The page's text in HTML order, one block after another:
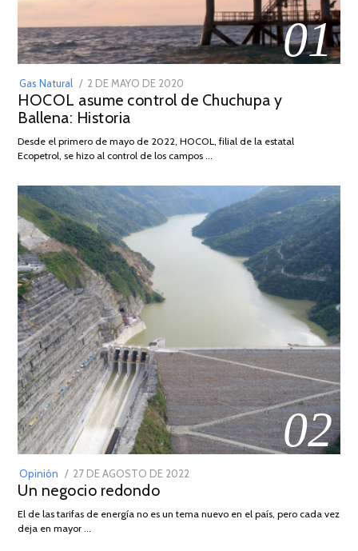
01
Gas Natural
POSTED
ON
2 DE MAYO DE 2020
DE
2026
HOCOL asume control de Chuchupa y
Ballena: Historia
Desde el primero de mayo de 2022, HOCOL, filial de la estatal
Ecopetrol, se hizo al control de los campos …
02
Opinión
POSTED
ON
27 DE AGOSTO DE 2022
DE
Un negocio redondo
El de las tarifas de energía no es un tema nuevo en el país, pero cada vez
deja en mayor …